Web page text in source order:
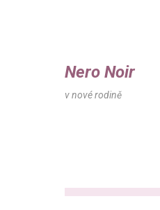
Nero Noir
v nové rodině